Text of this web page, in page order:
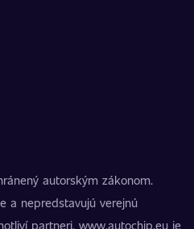
autorským zákonom.
a nepredstavujú verejnú
partneri. www.autochip.eu je